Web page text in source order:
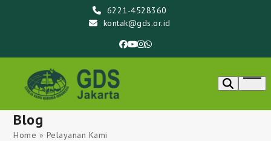
6221-4528360
kontak@gds.or.id
Facebook
YouTube
Instagram
Whatsapp
Blog
Home » Pelayanan Kami